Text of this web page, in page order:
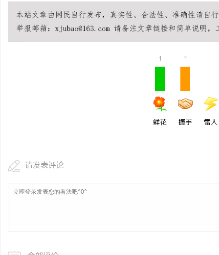
1
鲜花
1
握手 雷人
请发表评论
店最怕“搜不到”为什么隔壁店铺没花钱，
天天给他免费派单？
揭秘！专业充电桩项目
哪些行业秘诀？